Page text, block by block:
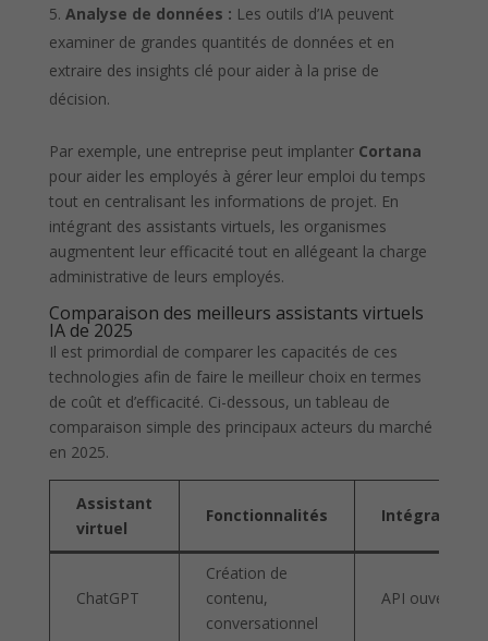
Analyse de données : Les outils d’IA peuvent
examiner de grandes quantités de données et en
extraire des insights clé pour aider à la prise de
décision.
Par exemple, une entreprise peut implanter Cortana
pour aider les employés à gérer leur emploi du temps
tout en centralisant les informations de projet. En
intégrant des assistants virtuels, les organismes
augmentent leur efficacité tout en allégeant la charge
administrative de leurs employés.
Comparaison des meilleurs assistants virtuels
IA de 2025
Il est primordial de comparer les capacités de ces
technologies afin de faire le meilleur choix en termes
de coût et d’efficacité. Ci-dessous, un tableau de
comparaison simple des principaux acteurs du marché
en 2025.
Assistant
virtuel
Fonctionnalités Intégrations
ChatGPT
Création de
contenu,
conversationnel
API ouverte